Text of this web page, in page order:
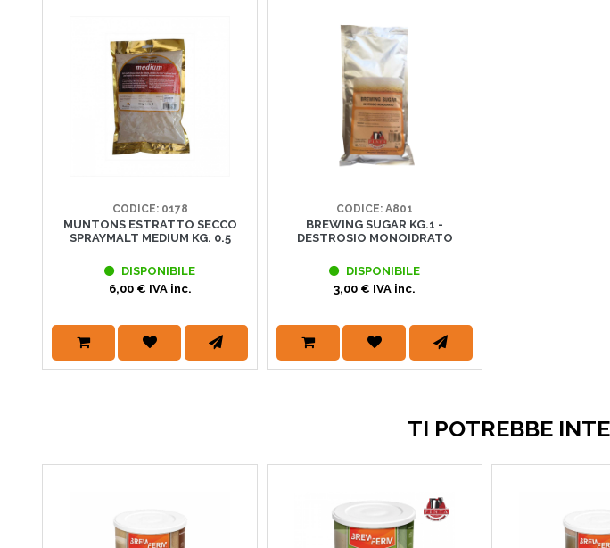
CODICE: 0178
MUNTONS ESTRATTO SECCO
SPRAYMALT MEDIUM KG. 0.5
DISPONIBILE
6,00 € IVA inc.
CODICE: A801
BREWING SUGAR KG.1 -
DESTROSIO MONOIDRATO
DISPONIBILE
3,00 € IVA inc.
TI POTREBBE